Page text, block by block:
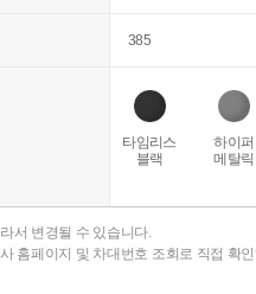
385
타임리스
블랙
하이퍼
메탈릭
서 변경될 수 있습니다.
홈페이지 및 차대번호 조회로 직접 확